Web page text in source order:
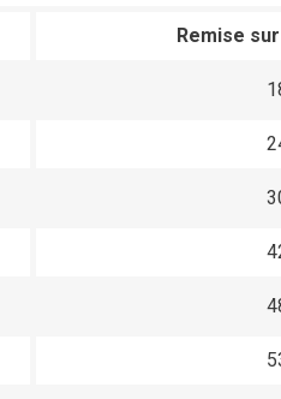
Remise